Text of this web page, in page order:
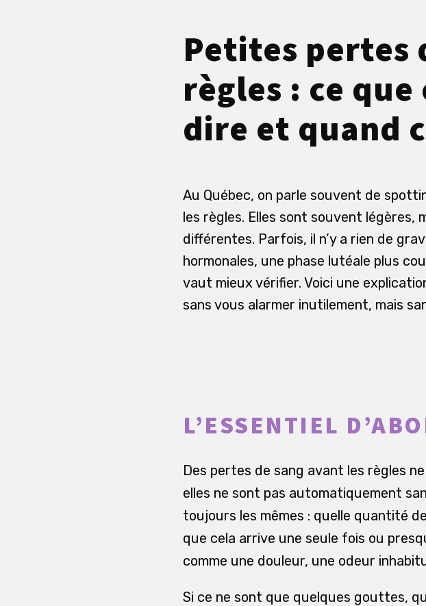
Petites pertes
règles : ce
dire et quand
Au Québec, on parle souvent de
les règles. Elles sont souvent légères,
différentes. Parfois, il n’y a rien de
hormonales, une phase lutéale plus
vaut mieux vérifier. Voici une
sans vous alarmer inutilement, mais
L’ESSENTIEL
Des pertes de sang avant les règles
elles ne sont pas automatiquement
toujours les mêmes : quelle quantité
que cela arrive une seule fois ou
comme une douleur, une odeur
Si ce ne sont que quelques gouttes,